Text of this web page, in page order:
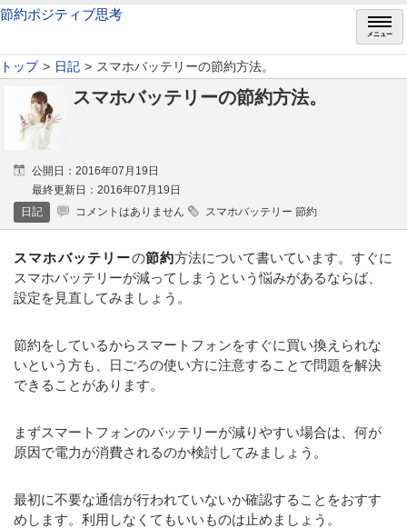
節約ポジティブ思考
メニュー
トップ 日記 スマホバッテリーの節約方法。
スマホバッテリーの節約方法。
公開日：2016年07月19日
最終更新日：2016年07月19日
日記
コメントはありません スマホバッテリー 節約
スマホバッテリーの節約方法について書いています。すぐに
スマホバッテリーが減ってしまうという悩みがあるならば、
設定を見直してみましょう。
節約をしているからスマートフォンをすぐに買い換えられな
いという方も、日ごろの使い方に注意することで問題を解決
できることがあります。
まずスマートフォンのバッテリーが減りやすい場合は、何が
原因で電力が消費されるのか検討してみましょう。
最初に不要な通信が行われていないか確認することをおすす
めします。利用しなくてもいいものは止めましょう。